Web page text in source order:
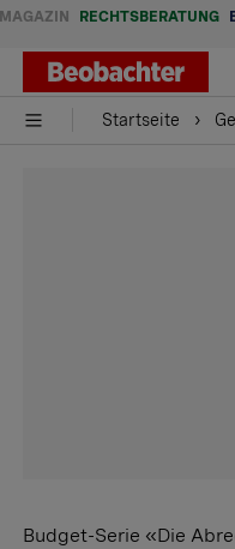
MAGAZIN RECHTSBERATUNG
Startseite
Budget-Serie «Die